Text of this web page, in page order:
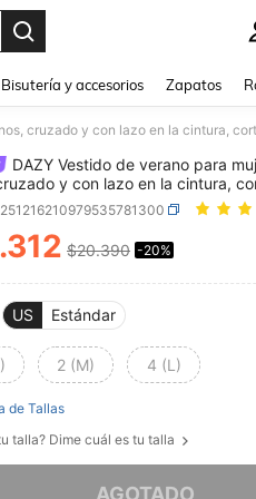
Bisutería y accesorios Zapatos
cruzado y con lazo en la cintura,
DAZY Vestido de verano para
y con lazo en la cintura,
AND
$20.390 -20%
US Estándar
2 (M) 4 (L)
de Tallas
talla? Dime cuál es tu talla